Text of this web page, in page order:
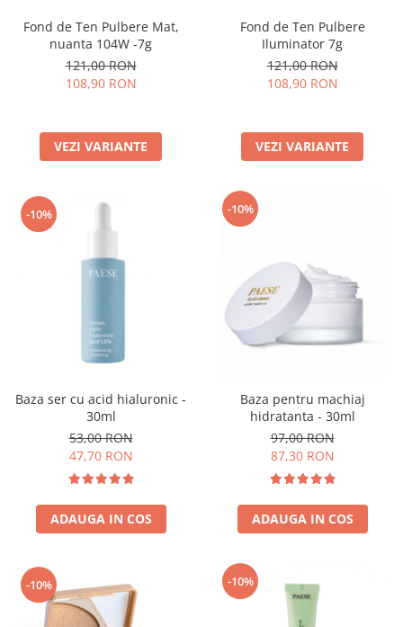
Fond de Ten Pulbere Mat,
nuanta 104W -7g
121,00 RON
108,90 RON
VEZI VARIANTE
Fond de Ten Pulbere
Iluminator 7g
121,00 RON
108,90 RON
VEZI VARIANTE
-10%
Baza ser cu acid hialuronic -
30ml
53,00 RON
47,70 RON
ADAUGA IN COS
-10%
Baza pentru machiaj
hidratanta - 30ml
97,00 RON
87,30 RON
ADAUGA IN COS
-10% -10%